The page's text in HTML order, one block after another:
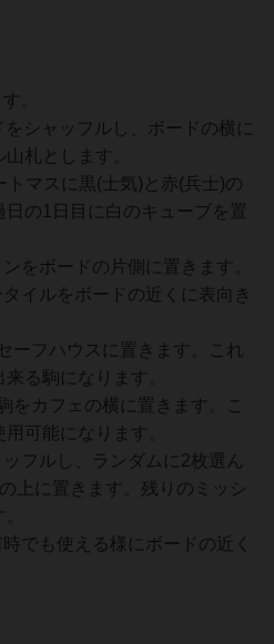
。
シャッフルし、ボードの横に
札とします。
マスに黒(士気)と赤(兵士)の
の1日目に白のキューブを置
をボードの片側に置きます。
イルをボードの近くに表向き
ーフハウスに置きます。これ
る駒になります。
をカフェの横に置きます。こ
可能になります。
フルし、ランダムに2枚選ん
上に置きます。残りのミッシ
でも使える様にボードの近く